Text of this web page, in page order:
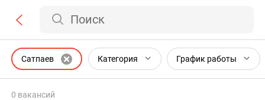
Поиск
Сатпаев Категория График работы
0 вакансий